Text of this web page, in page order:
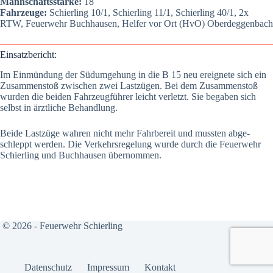
Fahr­zeu­ge: Schier­ling 10/1, Schier­ling 11/1, Schier­ling 40/1, 2x
RTW, Feu­er­wehr Buch­hau­sen, Hel­fer vor Ort (HvO) Oberdeg­gen­bach
Ein­satz­be­richt:
Im Ein­mün­dung der Süd­um­ge­hung in die B 15 neu ereig­ne­te sich ein
Zusam­men­stoß zwi­schen zwei Last­zü­gen. Bei dem Zusam­men­stoß
wur­den die bei­den Fahr­zeug­füh­rer leicht ver­letzt. Sie bega­ben sich
selbst in ärzt­li­che Behand­lung.
Bei­de Last­zü­ge wah­ren nicht mehr Fahr­be­reit und muss­ten abge­
schleppt wer­den. Die Ver­kehrs­re­ge­lung wur­de durch die Feu­er­wehr
Schier­ling und Buch­hau­sen über­nom­men.
© 2026 - Feuerwehr Schierling
Daten­schutz Impres­sum Kon­takt